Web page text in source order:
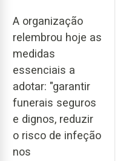
A organização
relembrou hoje as
medidas
essenciais a
adotar: "garantir
funerais seguros
e dignos, reduzir
o risco de infeção
nos